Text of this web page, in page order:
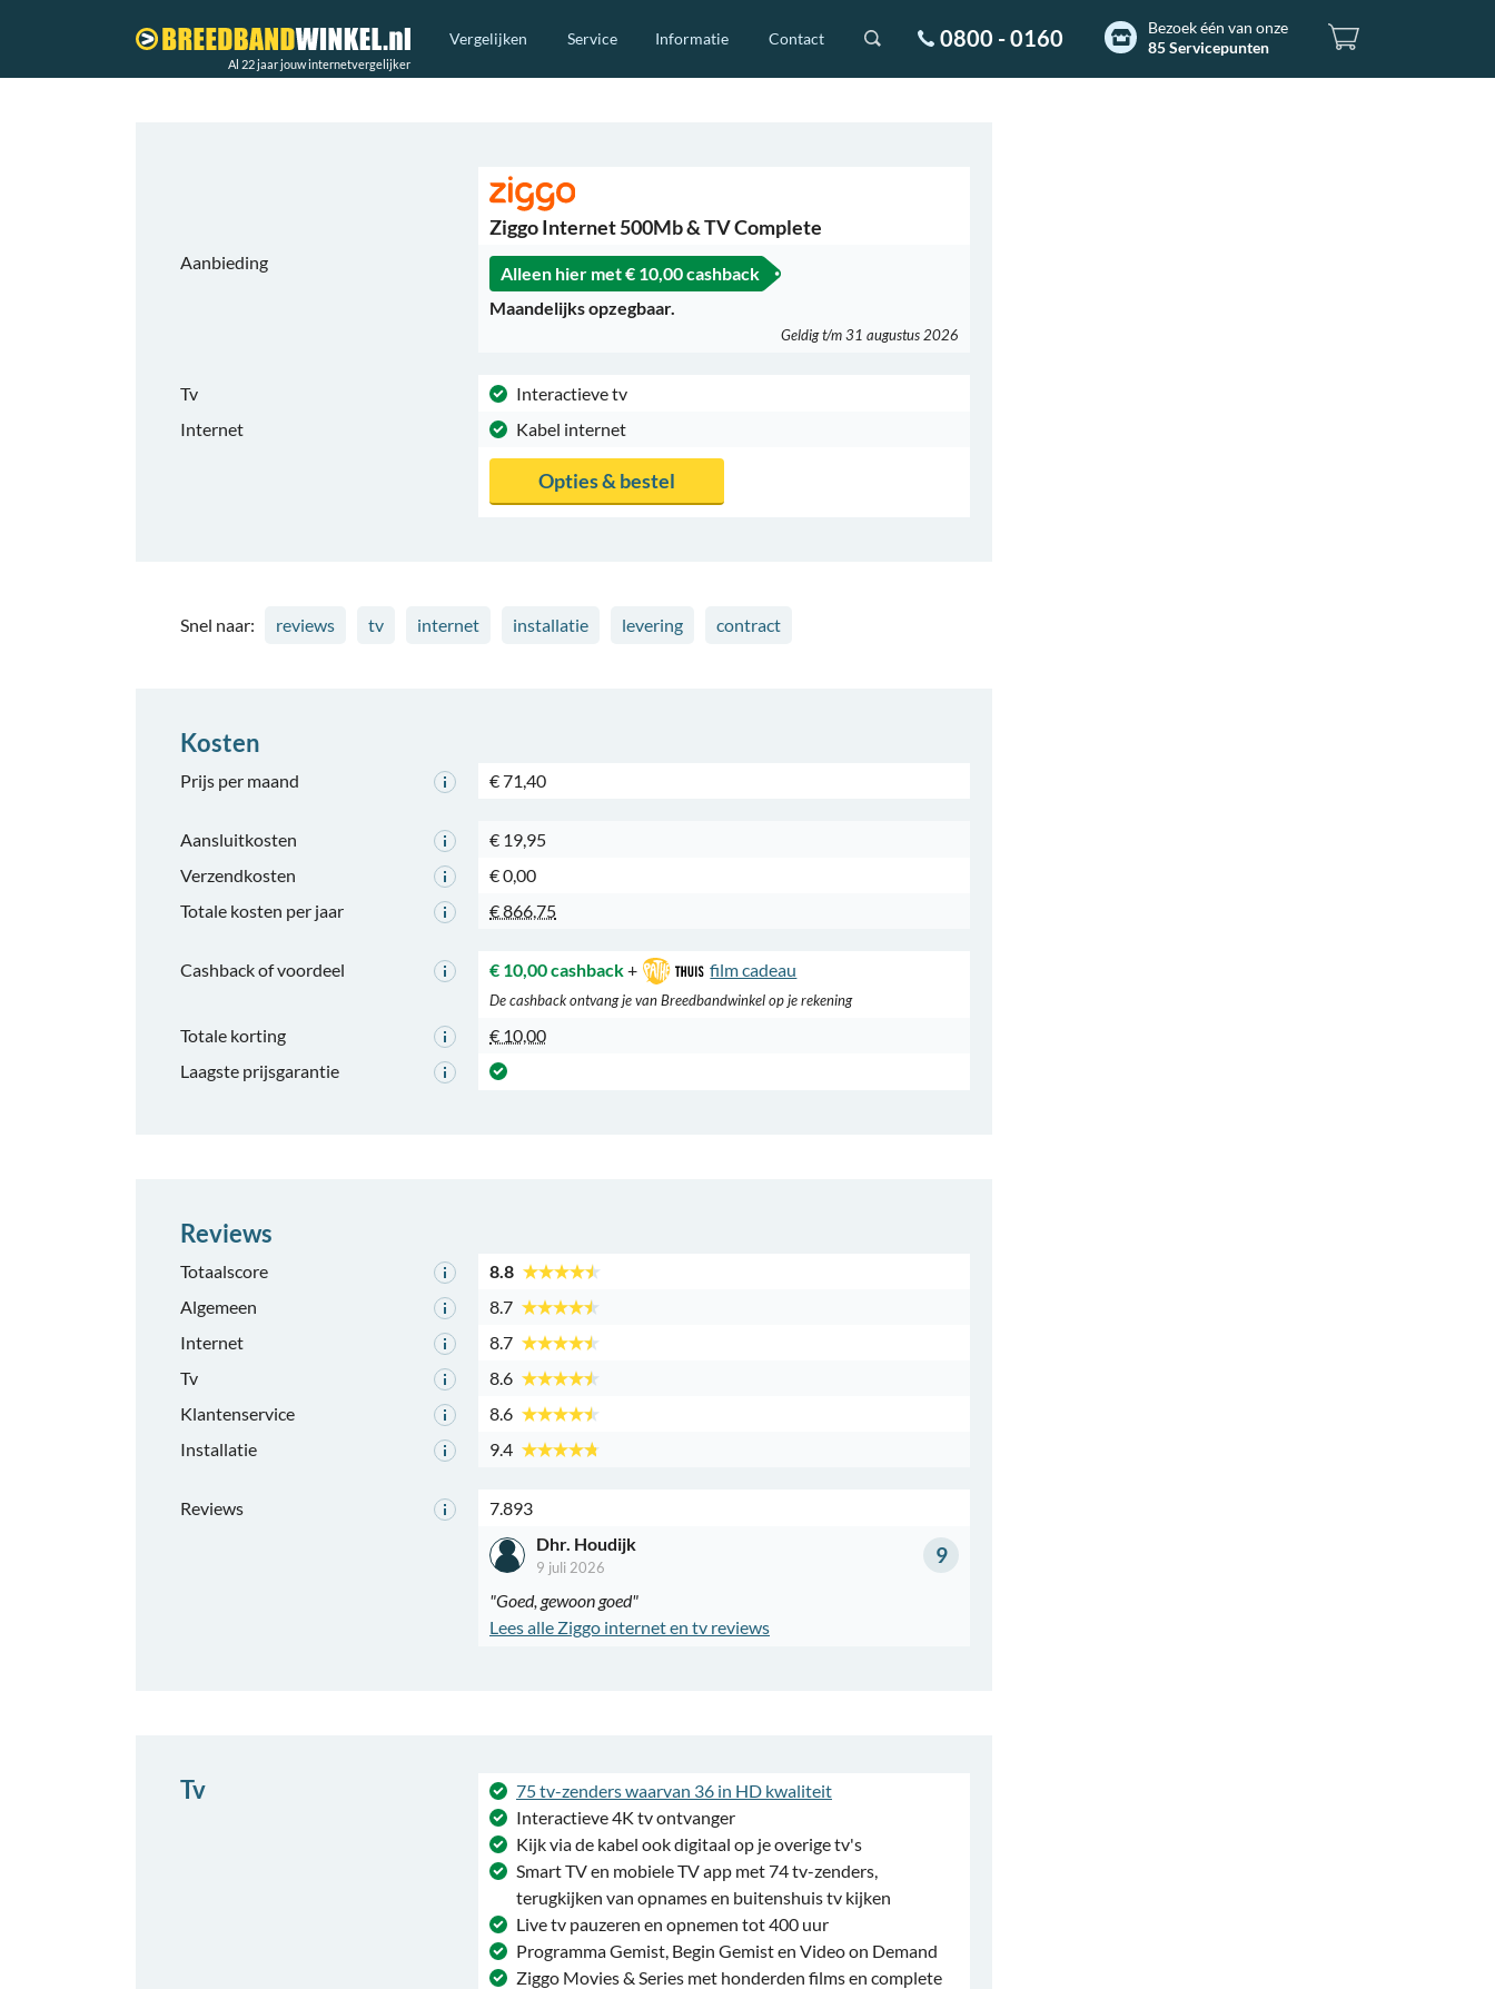
Al 22 jaar jouw internetvergelijker
Vergelijken Service Informatie Contact 0800 - 0160
Bezoek één van onze
85 Servicepunten
Ziggo Internet 500Mb & TV Complete
Aanbieding
Alleen hier met€ 10,00 cashback
Maandelijks opzegbaar.
Geldig t/m 31 augustus 2026
Tv
Interactieve tv
Internet
Kabel internet
Opties & bestel
Snel naar: reviews tv internet installatie levering contract
Kosten
Prijs per maand € 71,40
Aansluitkosten
€ 19,95
Verzendkosten
€ 0,00
Totale kosten per jaar
€ 866,75
Cashback of voordeel € 10,00 cashback+ film cadeau
De cashback ontvang je van Breedbandwinkel op je rekening
Totale korting
€ 10,00
Laagste prijsgarantie
Reviews
Totaalscore
8.8
Algemeen
8.7
Internet
8.7
Tv
8.6
Klantenservice
8.6
Installatie
9.4
Reviews 7.893
9
Dhr. Houdijk
9 juli 2026
"Goed, gewoon goed"
Lees alle Ziggo internet en tv reviews
Tv
75 tv-zenders waarvan 36 in HD kwaliteit
Interactieve 4K tv ontvanger
Kijk via de kabel ook digitaal op je overige tv's
Smart TV en mobiele TV app met 74 tv-zenders,
terugkijken van opnames en buitenshuis tv kijken
Live tv pauzeren en opnemen tot 400 uur
Programma Gemist, Begin Gemist en Video on Demand
Ziggo Movies & Series met honderden films en complete